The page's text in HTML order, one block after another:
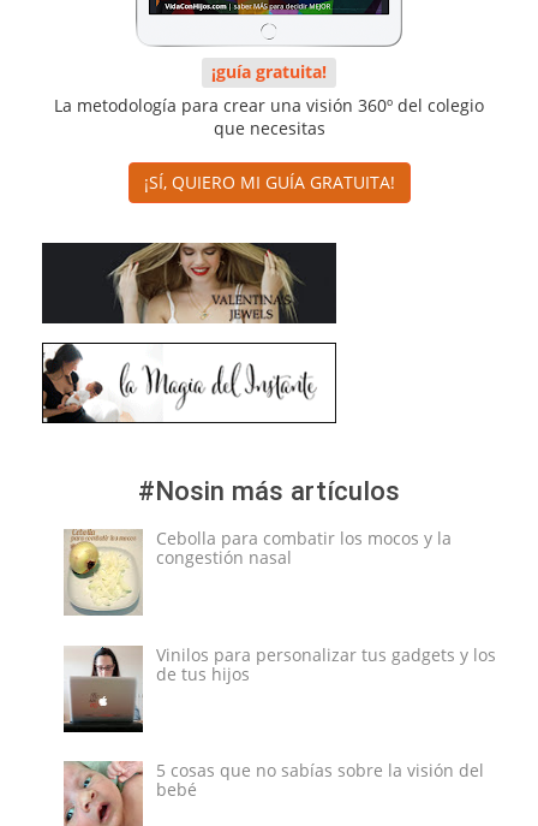
¡guía gratuita!
La metodología para crear una visión 360º del colegio
que necesitas
¡SÍ, QUIERO MI GUÍA GRATUITA!
#Nosin más artículos
Cebolla para combatir los mocos y la
congestión nasal
Vinilos para personalizar tus gadgets y los
de tus hijos
5 cosas que no sabías sobre la visión del
bebé